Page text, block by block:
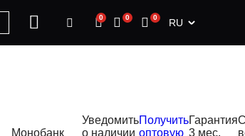
0 0 0 RU
Монобанк
Уведомить
о наличии
Получить
оптовую
Гарантия
3 мес.